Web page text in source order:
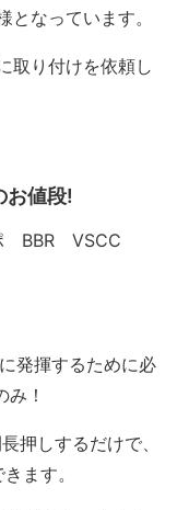
なっています。
取り付けを依頼し
お値段!
発揮するために必
！
押しするだけで、
ます。